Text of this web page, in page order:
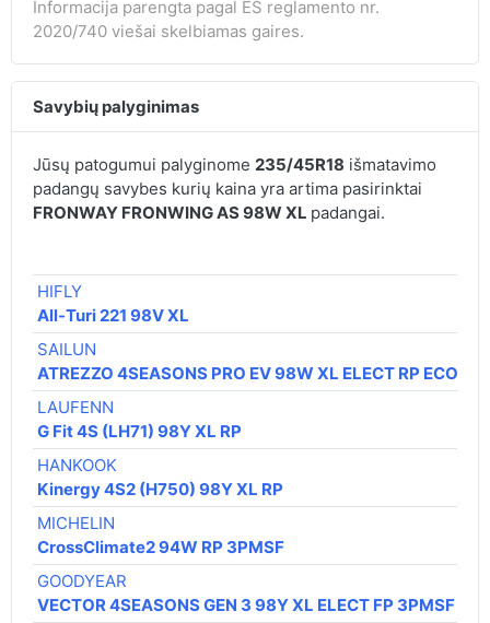
Informacija parengta pagal ES reglamento nr.
2020/740 viešai skelbiamas gaires.
Savybių palyginimas
Jūsų patogumui palyginome 235/45R18 išmatavimo
padangų savybes kurių kaina yra artima pasirinktai
FRONWAY FRONWING AS 98W XL padangai.
HIFLY
All-Turi 221 98V XL
SAILUN
ATREZZO 4SEASONS PRO EV 98W XL ELECT RP
LAUFENN
G Fit 4S (LH71) 98Y XL RP
HANKOOK
Kinergy 4S2 (H750) 98Y XL RP
MICHELIN
CrossClimate2 94W RP 3PMSF
GOODYEAR
VECTOR 4SEASONS GEN 3 98Y XL ELECT FP 3PMSF